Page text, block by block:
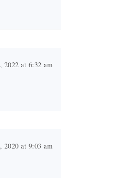
2022 at 6:32 am
2020 at 9:03 am